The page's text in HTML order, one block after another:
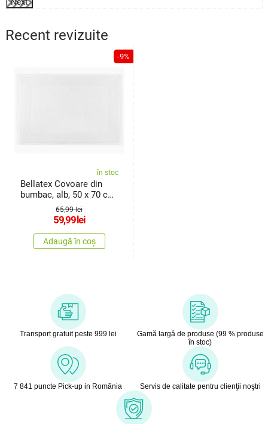
Recent revizuite
-9%
în stoc
Bellatex Covoare din
bumbac, alb, 50 x 70 cm
, 50x 70 cm65,99 lei
59,99lei
Adaugă în coș
Transport gratuit peste 999 lei
Gamă largă de produse (99 % produse
în stoc)
7 841 puncte Pick-up in România Servis de calitate pentru clienţii noştri